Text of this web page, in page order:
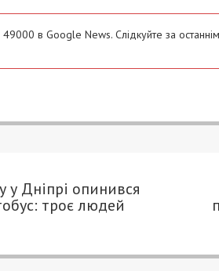
в Google News. Слідкуйте за
у Дніпрі опинився
троє людей